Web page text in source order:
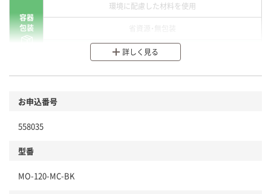
容器
包装
環境に配慮した材料を使用
分別・リサイクルしやすい設計
本体
仕組
詳しく見る
お申込番号
558035
型番
MO-120-MC-BK